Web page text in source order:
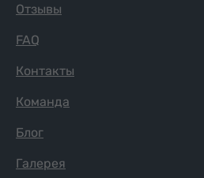
Отзывы
FAQ
Контакты
Команда
Блог
Галерея